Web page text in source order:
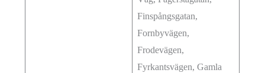
Finspångsgatan,
Fornbyvägen,
Frodevägen,
Fyrkantsvägen, Gamla